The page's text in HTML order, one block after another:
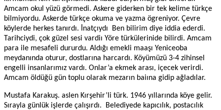
Amcam okul yüzü görmedi. Askere giderken bir tek kelime türkçe
bilmiyordu. Askerde türkçe okuma ve yazma ögreniyor. Çevre
köylerde herkes tanırdı. İnatçıydı Ben bilirim diye iddia ederdi.
Tarihciydi, çok güzel sesi vardiı Yöre türkülerinide bilirdi. Amcam
para ile mesafeli dururdu. Aldığı emekli maaşı Yeniceoba
meydanında oturur, dostlarına harcardı. Köyümüzü 3-4 zihinsel
engelli insanlarımız vardı. Onlar’a ekmek arası, içecek verirdi.
Amcam öldüğü gün toplu olarak mezarın baiına gidip ağladılar.
Mustafa Karakuş. aslen Kırşehir’li türk. 1946 yıllarında köye gelir.
Sırayla günlük işlerde çalışırdı. Belediyede kapıcılık, postacılık